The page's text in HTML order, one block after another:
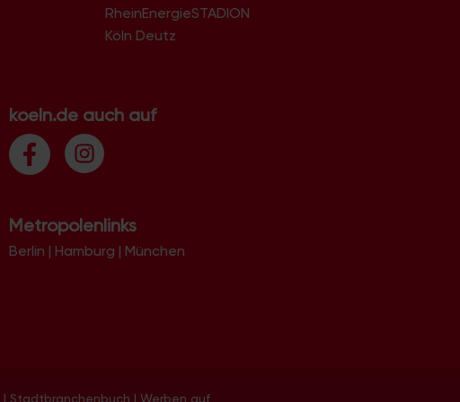
RheinEnergieSTADION
Köln Deutz
koeln.de auch auf
Metropolenlinks
Berlin | Hamburg | München
| Stadtbranchenbuch | Werben auf